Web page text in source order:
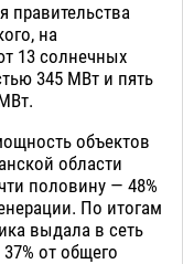
правительства
на
13 солнечных
345 МВт и пять
объектов
области
половину — 48%
По итогам
выдала в сеть
от общего